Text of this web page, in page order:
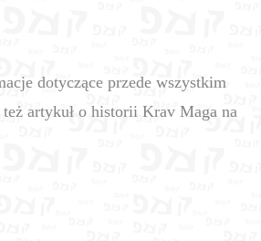
dotyczące przede wszystkim
artykuł o historii Krav Maga na